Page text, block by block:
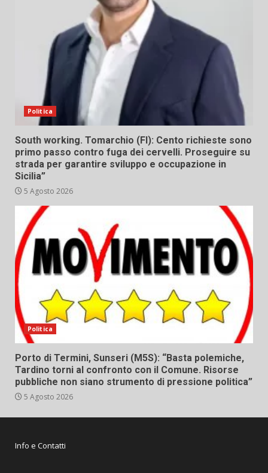
Politica
South working. Tomarchio (FI): Cento richieste sono
primo passo contro fuga dei cervelli. Proseguire su
strada per garantire sviluppo e occupazione in
Sicilia”
5 Agosto 2026
Politica
Porto di Termini, Sunseri (M5S): “Basta polemiche,
Tardino torni al confronto con il Comune. Risorse
pubbliche non siano strumento di pressione politica”
5 Agosto 2026
Info e Contatti